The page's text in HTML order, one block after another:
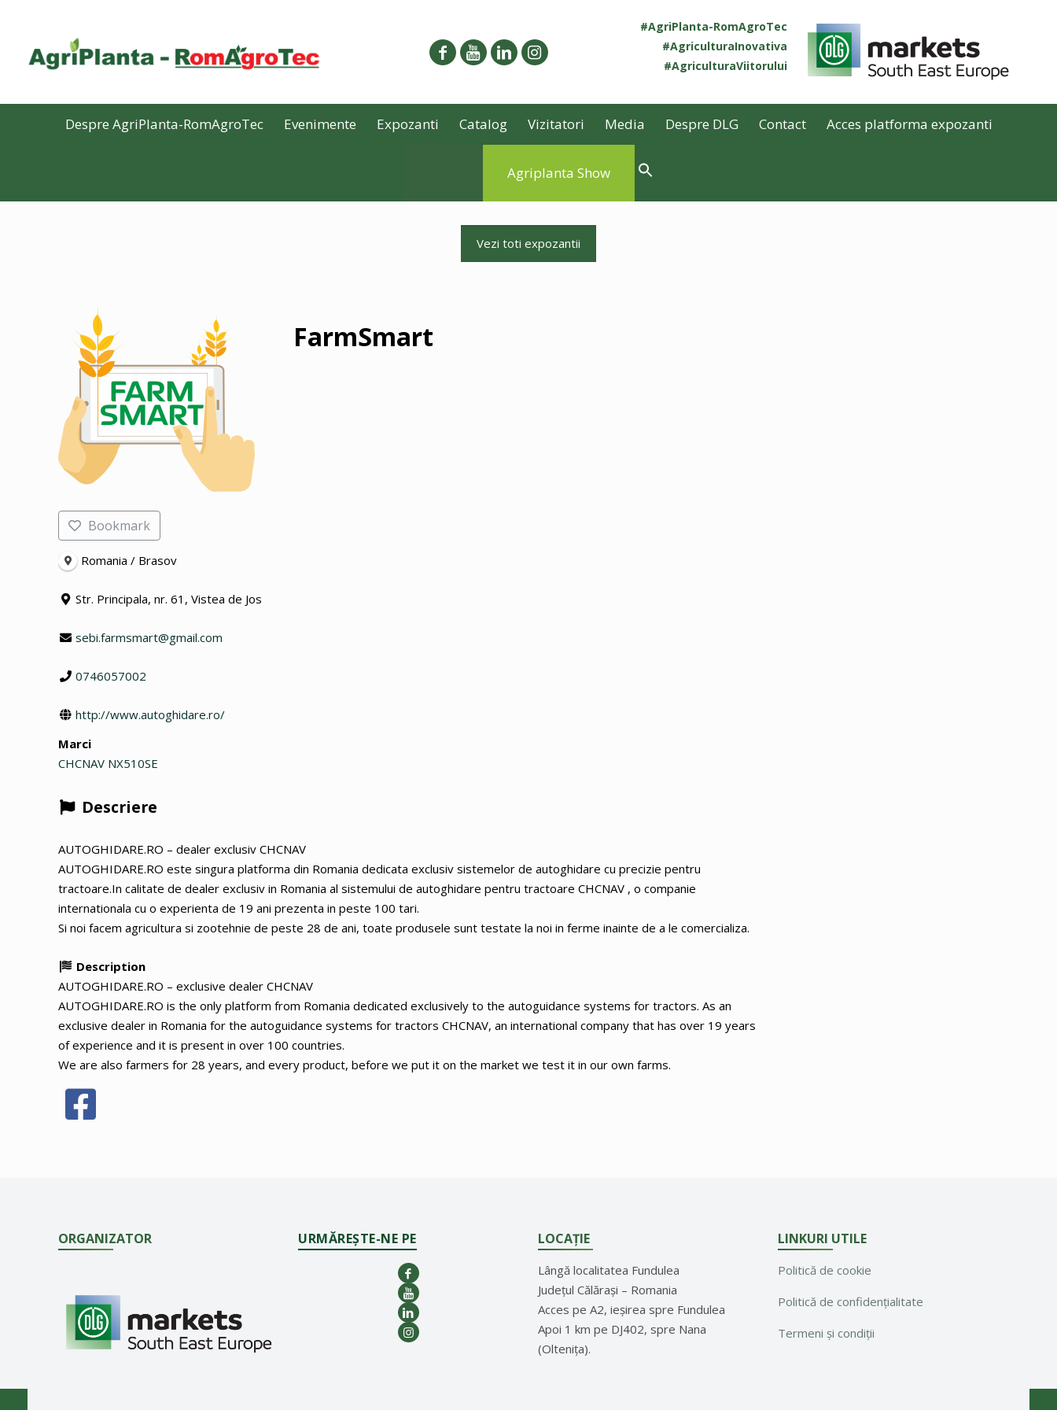
#AgriPlanta-RomAgroTec
#AgriculturaInovativa
#AgriculturaViitorului
Despre AgriPlanta-RomAgroTec Evenimente Expozanti Catalog Vizitatori Media Despre DLG Contact Acces platforma expozanti
Agriplanta Show
Vezi toti expozantii
FarmSmart
Bookmark
Romania / Brasov
Str. Principala, nr. 61, Vistea de Jos
sebi.farmsmart@gmail.com
0746057002
http://www.autoghidare.ro/
Marci
CHCNAV NX510SE
Descriere
AUTOGHIDARE.RO – dealer exclusiv CHCNAV
AUTOGHIDARE.RO este singura platforma din Romania dedicata exclusiv sistemelor de autoghidare cu precizie pentru
tractoare.In calitate de dealer exclusiv in Romania al sistemului de autoghidare pentru tractoare CHCNAV , o companie
internationala cu o experienta de 19 ani prezenta in peste 100 tari.
Si noi facem agricultura si zootehnie de peste 28 de ani, toate produsele sunt testate la noi in ferme inainte de a le comercializa.
Description
AUTOGHIDARE.RO – exclusive dealer CHCNAV
AUTOGHIDARE.RO is the only platform from Romania dedicated exclusively to the autoguidance systems for tractors. As an
exclusive dealer in Romania for the autoguidance systems for tractors CHCNAV, an international company that has over 19 years
of experience and it is present in over 100 countries.
We are also farmers for 28 years, and every product, before we put it on the market we test it in our own farms.
ORGANIZATOR URMĂREȘTE-NE PE LOCAȚIE
Lângă localitatea Fundulea
Județul Călărași – Romania
Acces pe A2, ieșirea spre Fundulea
Apoi 1 km pe DJ402, spre Nana
(Oltenița).
LINKURI UTILE
Politică de cookie
Politică de confidențialitate
Termeni și condiții